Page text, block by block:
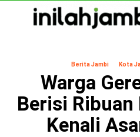
Berita Jambi Kota
Warga
Berisi Ribuan
Kenali